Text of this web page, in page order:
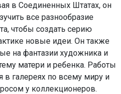
в Соединенных Штатах, он
все разнообразие
чтобы создать серию
новые идеи. Он также
на фантазии художника и
матери и ребенка. Работы
галереях по всему миру и
у коллекционеров.